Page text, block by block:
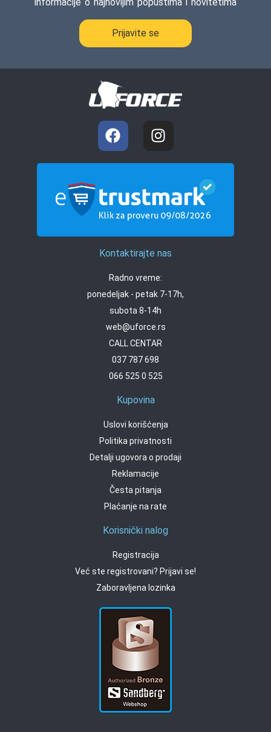
informacije o najnovijim popustima i novitetima
Prijavite se
Kontaktirajte nas
Radno vreme:
ponedeljak - petak 7-17h,
subota 8-14h
web@uforce.rs
CALL CENTAR
037 787 698
066 525 0 525
Kupovina
Uslovi korišćenja
Politika privatnosti
Detalji ugovora o prodaji
Reklamacije
Česta pitanja
Plaćanje na rate
Korisnički nalog
Registracija
Već ste registrovani? Prijavi se!
Zaboravljena lozinka